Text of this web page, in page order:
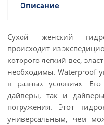
Описание
Сухой женский
происходит из
которого легкий вес,
необходимы. Waterproof
в разных условиях.
дайверы, так и
погружения. Этот
универсальным, чем